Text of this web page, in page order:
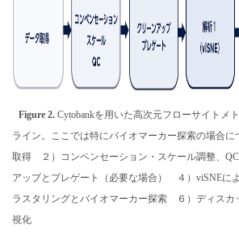
Figure 2. Cytobankを用いた高次元フローサイトメ
ライン。ここでは特にバイオマーカー探索の場合に
取得 ２）コンペンセーション・スケール調整、
アップとプレゲート（必要な場合） ４）viSNEに
ラスタリングとバイオマーカー探索 ６）ディスカ
視化